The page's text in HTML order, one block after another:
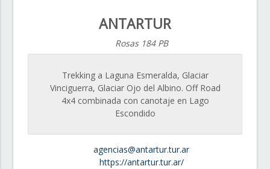
ANTARTUR
Rosas 184 PB
Trekking a Laguna Esmeralda, Glaciar
Vinciguerra, Glaciar Ojo del Albino. Off Road
4x4 combinada con canotaje en Lago
Escondido
agencias@antartur.tur.ar
https://antartur.tur.ar/